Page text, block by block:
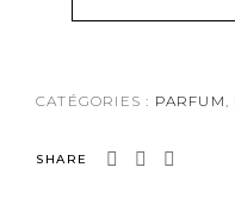
CATÉGORIES : PARFUM
SHARE